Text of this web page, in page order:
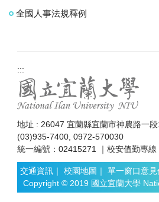
全國人事法規釋例
:::
地址 : 26047 宜蘭縣宜蘭市神農路一段
(03)935-7400, 0972-570030
統一編號：02415271 ｜校安值勤專
交通資訊 ｜ 校園地圖 ｜ 單一窗口意見
Copyright © 2019 國立宜蘭大學